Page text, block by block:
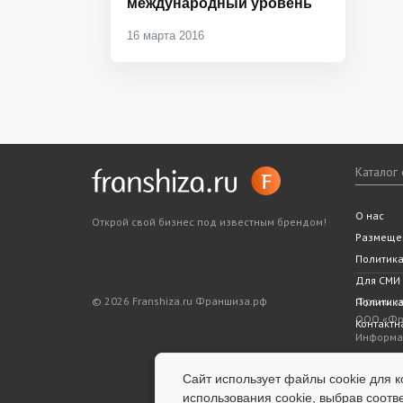
16 марта 2016
Открой свой бизнес под известным брендом! Все
Статьи
Словарь
5 шагов
О нас
Для СМИ
© 2026 Franshiza.ru Франшиза.рф
ООО
Сайт использует файлы cookie для
использования cookie, выбрав